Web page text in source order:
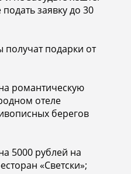
заявку до 30
подарки от
романтическую
отеле
берегов
5000 рублей на
«Светски»;